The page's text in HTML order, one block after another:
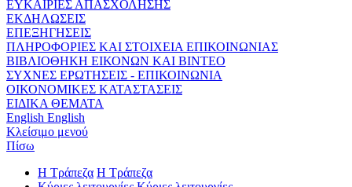
ΕΥΚΑΙΡΙΕΣ ΑΠΑΣΧΟΛΗΣΗΣ
ΕΚΔΗΛΩΣΕΙΣ
ΕΠΕΞΗΓΗΣΕΙΣ
ΠΛΗΡΟΦΟΡΙΕΣ ΚΑΙ ΣΤΟΙΧΕΙΑ ΕΠΙΚΟΙΝΩΝΙΑΣ
ΒΙΒΛΙΟΘΗΚΗ ΕΙΚΟΝΩΝ ΚΑΙ ΒΙΝΤΕΟ
ΣΥΧΝΕΣ ΕΡΩΤΗΣΕΙΣ - ΕΠΙΚΟΙΝΩΝΙΑ
ΟΙΚΟΝΟΜΙΚΕΣ ΚΑΤΑΣΤΑΣΕΙΣ
ΕΙΔΙΚΑ ΘΕΜΑΤΑ
English English
Κλείσιμο μενού
Πίσω
Η Τράπεζα Η Τράπεζα